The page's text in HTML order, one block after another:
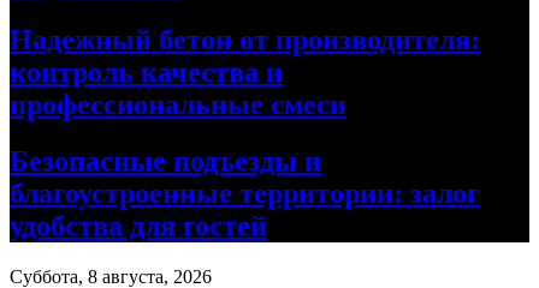
Надежный бетон от производителя:
контроль качества и
профессиональные смеси
Безопасные подъезды и
благоустроенные территории: залог
удобства для гостей
Суббота, 8 августа, 2026